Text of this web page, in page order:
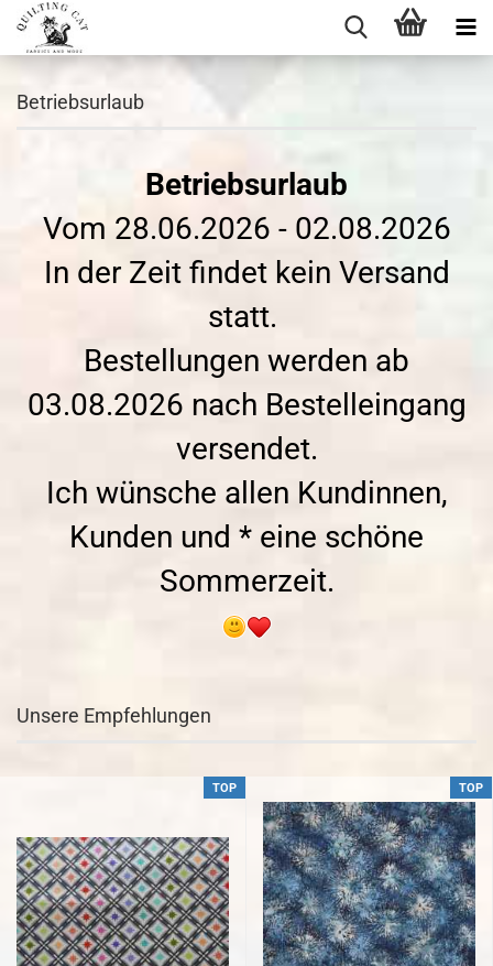
Betriebsurlaub
Betriebsurlaub
Vom 28.06.2026 - 02.08.2026
In der Zeit findet kein Versand
statt.
Bestellungen werden ab
03.08.2026 nach Bestelleingang
versendet.
Ich wünsche allen Kundinnen,
Kunden und * eine schöne
Sommerzeit.
Unsere Empfehlungen
TOP TOP